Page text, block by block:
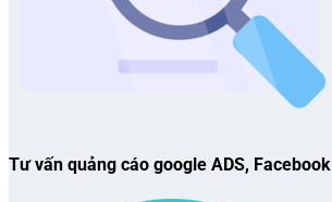
Tư vấn quảng cáo google ADS, Facebook